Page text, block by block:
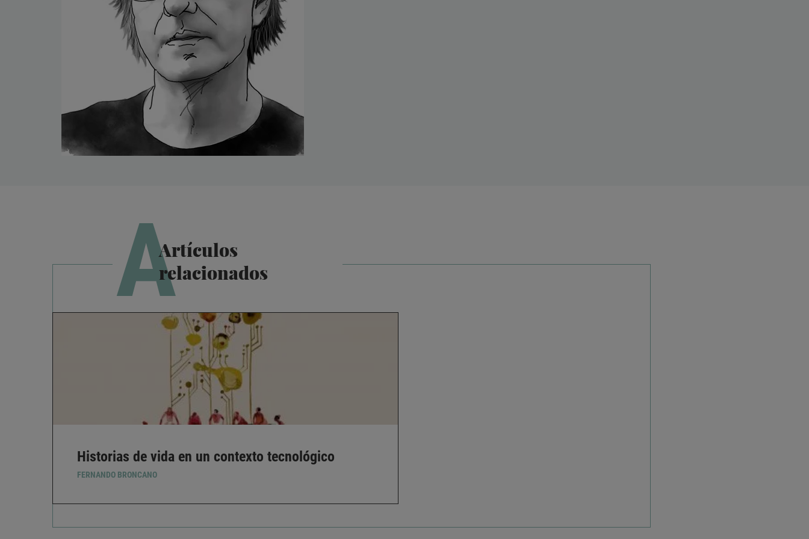
AArtículos
relacionados
Historias de vida en un contexto tecnológico
FERNANDO BRONCANO